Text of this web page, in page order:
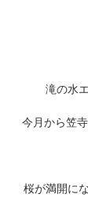
滝の水
今月から笠
桜が満開に